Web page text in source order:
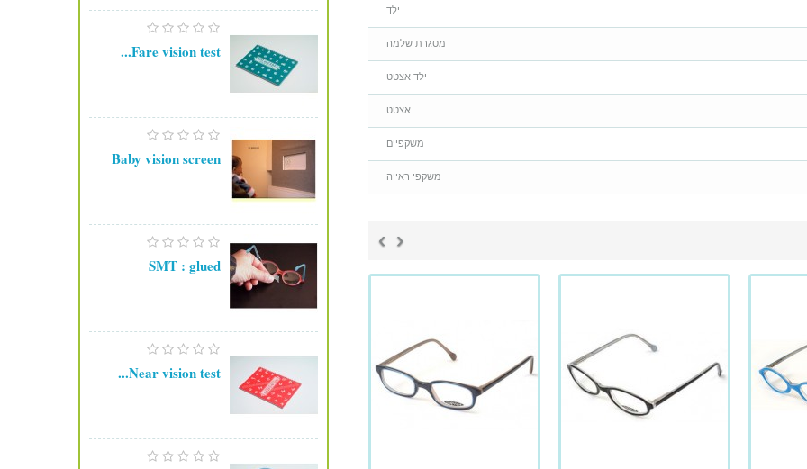
ילד
מסגרת שלמה
ילד אצטט
אצטט
משקפיים
משקפי ראייה
‹
›
Fare vision test...
Baby vision screen
SMT : glued
Near vision test...